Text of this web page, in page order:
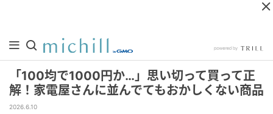
「100均で1000円か…」思い切って買って正
解！家電屋さんに並んでてもおかしくない商品
2026.6.10